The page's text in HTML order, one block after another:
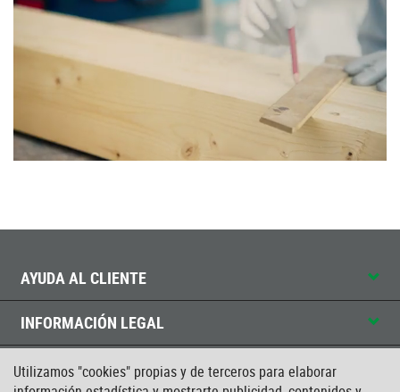
Utilizamos "cookies" propias y de terceros para elaborar
AYUDA AL CLIENTE
INFORMACIÓN LEGAL
CONTACTO